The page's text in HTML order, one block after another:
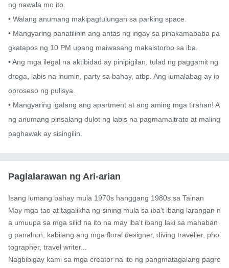
ng nawala mo ito.
• Walang anumang makipagtulungan sa parking space.
• Mangyaring panatilihin ang antas ng ingay sa pinakamababa pa
gkatapos ng 10 PM upang maiwasang makaistorbo sa iba.
• Ang mga ilegal na aktibidad ay pinipigilan, tulad ng paggamit ng
droga, labis na inumin, party sa bahay, atbp. Ang lumalabag ay ip
oproseso ng pulisya.
• Mangyaring igalang ang apartment at ang aming mga tirahan! A
ng anumang pinsalang dulot ng labis na pagmamaltrato at maling
paghawak ay sisingilin.
Paglalarawan ng Ari-arian
Isang lumang bahay mula 1970s hanggang 1980s sa Tainan
May mga tao at tagalikha ng sining mula sa iba't ibang larangan n
a umuupa sa mga silid na ito na may iba't ibang laki sa mahaban
g panahon, kabilang ang mga floral designer, diving traveller, pho
tographer, travel writer...
Nagbibigay kami sa mga creator na ito ng pangmatagalang pagre